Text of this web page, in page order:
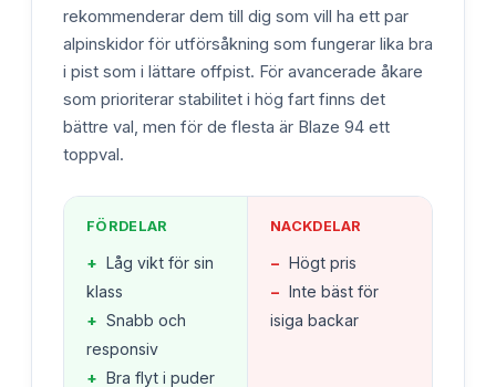
rekommenderar dem till dig som vill ha ett par
alpinskidor för utförsåkning som fungerar lika bra
i pist som i lättare offpist. För avancerade åkare
som prioriterar stabilitet i hög fart finns det
bättre val, men för de flesta är Blaze 94 ett
toppval.
FÖRDELAR
+ Låg vikt för sin
klass
+ Snabb och
responsiv
+ Bra flyt i puder
NACKDELAR
− Högt pris
− Inte bäst för
isiga backar